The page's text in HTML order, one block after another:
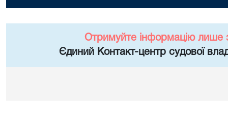
Отримуйте інформацію лише
Єдиний Контакт-центр судової